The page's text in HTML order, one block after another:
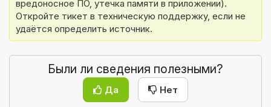
вредоносное ПО, утечка памяти в приложении).
Откройте тикет в техническую поддержку, если не
удаётся определить источник.
Были ли сведения полезными?
Да Нет